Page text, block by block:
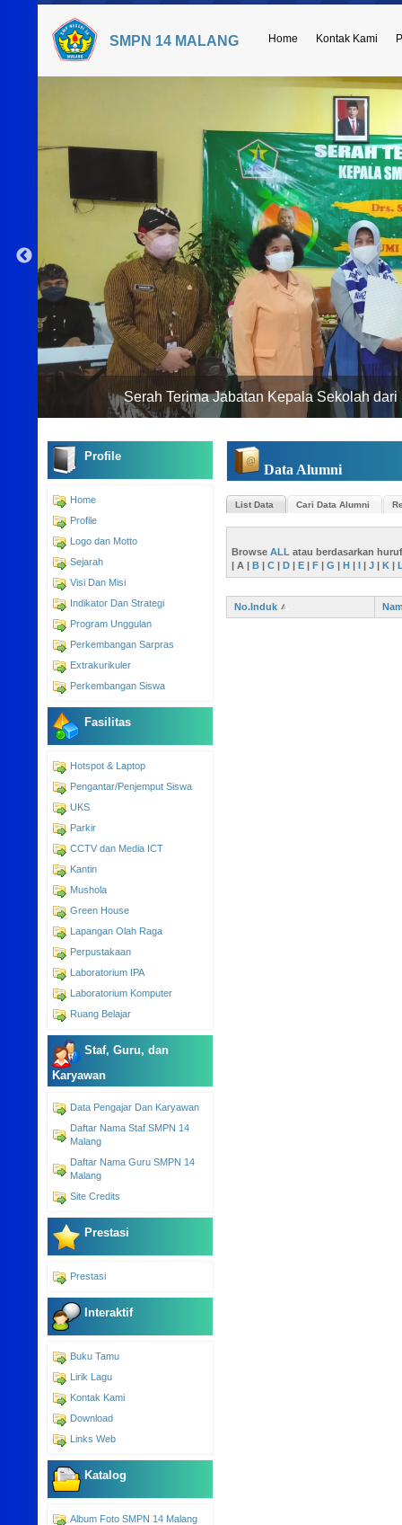
SMPN 14 MALANG Home Kontak Kami
Serah Terima Jabatan Kepala Sekolah
Profile
Home
Profile
Logo dan Motto
Sejarah
Visi Dan Misi
Indikator Dan Strategi
Program Unggulan
Perkembangan Sarpras
Extrakurikuler
Perkembangan Siswa
Fasilitas
Hotspot & Laptop
Pengantar/Penjemput Siswa
UKS
Parkir
CCTV dan Media ICT
Kantin
Mushola
Green House
Lapangan Olah Raga
Perpustakaan
Laboratorium IPA
Laboratorium Komputer
Ruang Belajar
Staf, Guru, dan
Karyawan
Data Pengajar Dan Karyawan
Daftar Nama Staf SMPN 14
Malang
Daftar Nama Guru SMPN 14
Malang
Site Credits
Prestasi
Prestasi
Interaktif
Buku Tamu
Lirik Lagu
Kontak Kami
Download
Links Web
Katalog
Album Foto SMPN 14 Malang
Data Alumni
List Data Cari Data Alumni
BrowseALL atau berdasarkan
|A |B |C |D |E |F |G |H |I |J |K |
No.Induk